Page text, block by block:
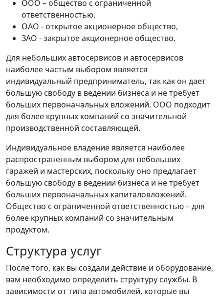
ООО – общество с ограниченной
ответственностью,
ОАО - открытое акционерное общество,
ЗАО - закрытое акционерное общество.
Для небольших автосервисов и автосервисов
наиболее частым выбором является
индивидуальный предприниматель, так как он дает
большую свободу в ведении бизнеса и не требует
больших первоначальных вложений. ООО подходит
для более крупных компаний со значительной
производственной составляющей.
Индивидуальное владение является наиболее
распространенным выбором для небольших
гаражей и мастерских, поскольку оно предлагает
большую свободу в ведении бизнеса и не требует
больших первоначальных капиталовложений.
Общество с ограниченной ответственностью – для
более крупных компаний со значительным
продуктом.
Структура услуг
После того, как вы создали действие и оборудование,
вам необходимо определить структуру службы. В
зависимости от типа автомобилей, которые вы